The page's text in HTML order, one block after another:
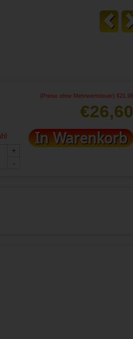
(Preise ohne Mehrwertsteuer) €21,98
€26,60
+
-
In Warenkorb